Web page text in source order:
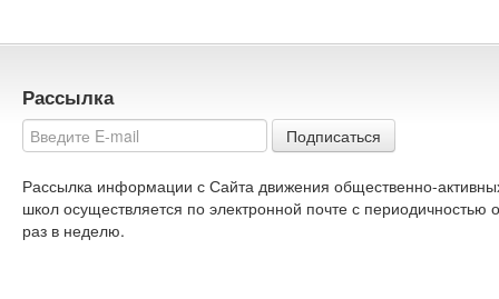
Рассылка
Подписаться
Рассылка информации с Сайта движения общественно-
школ осуществляется по электронной почте с периодичностью
раз в неделю.